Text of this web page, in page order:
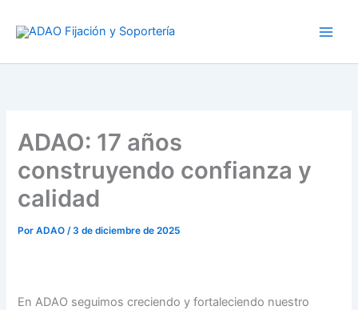
ADAO: 17 años
construyendo confianza y
calidad
PorADAO/3 de diciembre de 2025
En ADAO seguimos creciendo y fortaleciendo nuestro